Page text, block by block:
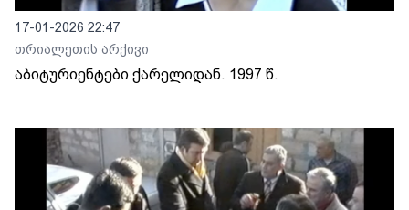
17-01-2026 22:47
თრიალეთის არქივი
აბიტურიენტები ქარელიდან. 1997 წ.